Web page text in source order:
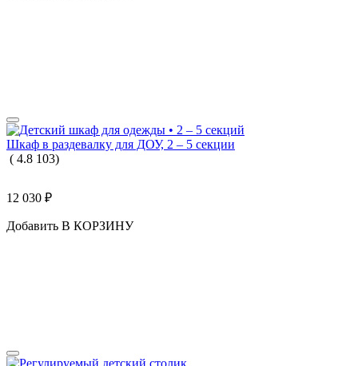
Шкаф в раздевалку для ДОУ, 2 – 5 секции
( 4.8 103)
12 030 ₽
Добавить В КОРЗИНУ